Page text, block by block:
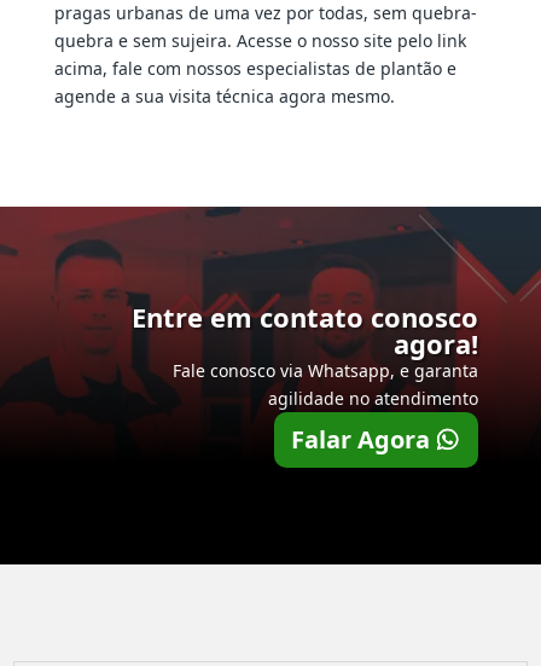
pragas urbanas de uma vez por todas, sem quebra-
quebra e sem sujeira. Acesse o nosso site pelo link
acima, fale com nossos especialistas de plantão e
agende a sua visita técnica agora mesmo.
Entre em contato conosco
agora!
Fale conosco via Whatsapp, e garanta
agilidade no atendimento
Falar Agora